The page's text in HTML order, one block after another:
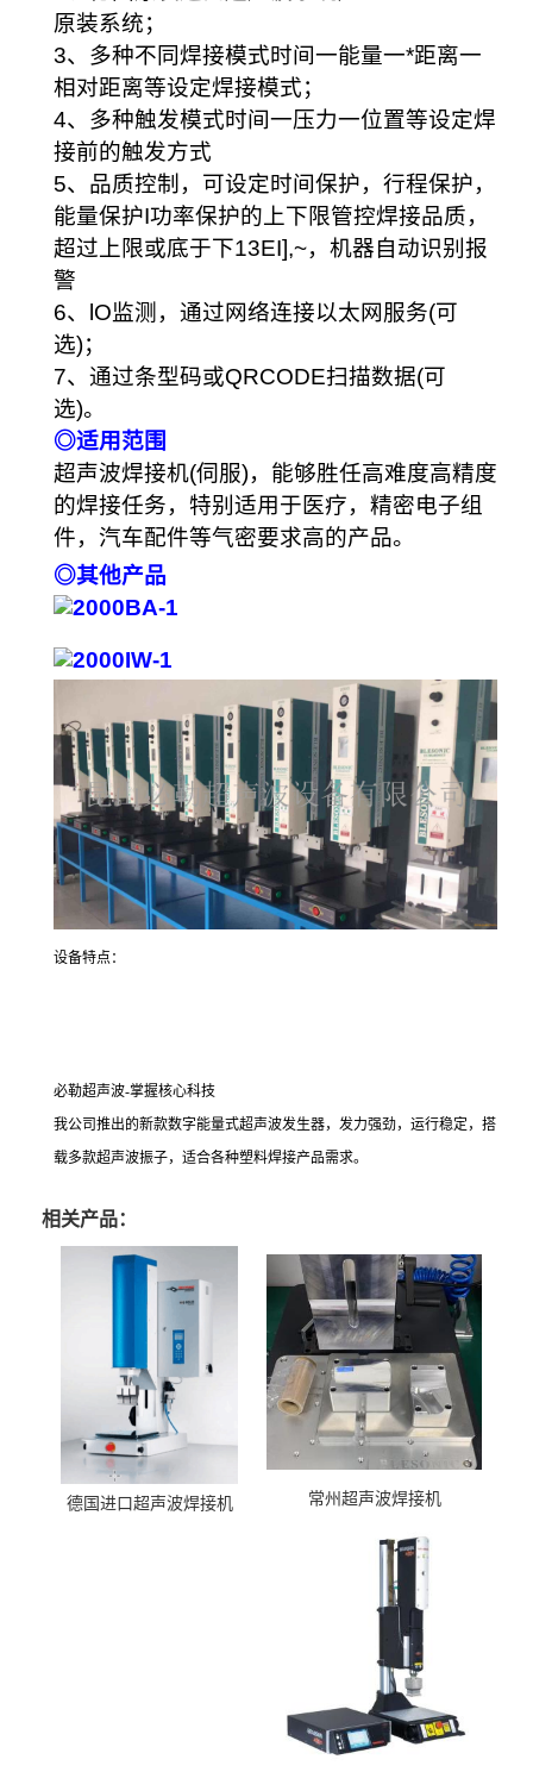
原装系统；
3、多种不同焊接模式时间一能量一*距离一
相对距离等设定焊接模式；
4、多种触发模式时间一压力一位置等设定焊
接前的触发方式
5、品质控制，可设定时间保护，行程保护，
能量保护I功率保护的上下限管控焊接品质，
超过上限或底于下13EI],~，机器自动识别报
警
6、lO监测，通过网络连接以太网服务(可
选)；
7、通过条型码或QRCODE扫描数据(可
选)。
◎适用范围
超声波焊接机(伺服)，能够胜任高难度高精度
的焊接任务，特别适用于医疗，精密电子组
件，汽车配件等气密要求高的产品。
◎其他产品
设备特点：
必勒超声波-掌握核心科技
我公司推出的新款数字能量式超声波发生器，发力强劲，运行稳定，搭
载多款超声波振子，适合各种塑料焊接产品需求。
相关产品：
德国进口超声波焊接机 常州超声波焊接机